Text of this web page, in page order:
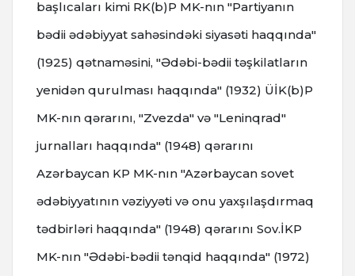
başlıcaları kimi RK(b)P MK-nın "Partiyanın
bədii ədəbiyyat sahəsindəki siyasəti haqqında"
(1925) qətnaməsini, "Ədəbi-bədii təşkilatların
yenidən qurulması haqqında" (1932) ÜİK(b)P
MK-nın qərarını, "Zvezda" və "Leninqrad"
jurnalları haqqında" (1948) qərarını
Azərbaycan KP MK-nın "Azərbaycan sovet
ədəbiyyatının vəziyyəti və onu yaxşılaşdırmaq
tədbirləri haqqında" (1948) qərarını Sov.İKP
MK-nın "Ədəbi-bədii tənqid haqqında" (1972)